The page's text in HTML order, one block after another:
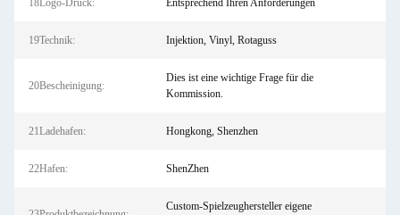
18Logo-Druck: Entsprechend Ihren Anforderungen
19Technik: Injektion, Vinyl, Rotaguss
20Bescheinigung:
Dies ist eine wichtige Frage für die
Kommission.
21Ladehafen: Hongkong, Shenzhen
22Hafen: ShenZhen
Custom-Spielzeughersteller eigene